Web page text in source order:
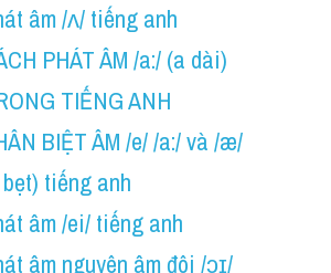
âm /ʌ/ tiếng anh
PHÁT ÂM /a:/ (a dài)
TIẾNG ANH
BIỆT ÂM /e/ /a:/ và /æ/
tiếng anh
âm /ei/ tiếng anh
âm nguyên âm đôi /ɔɪ/